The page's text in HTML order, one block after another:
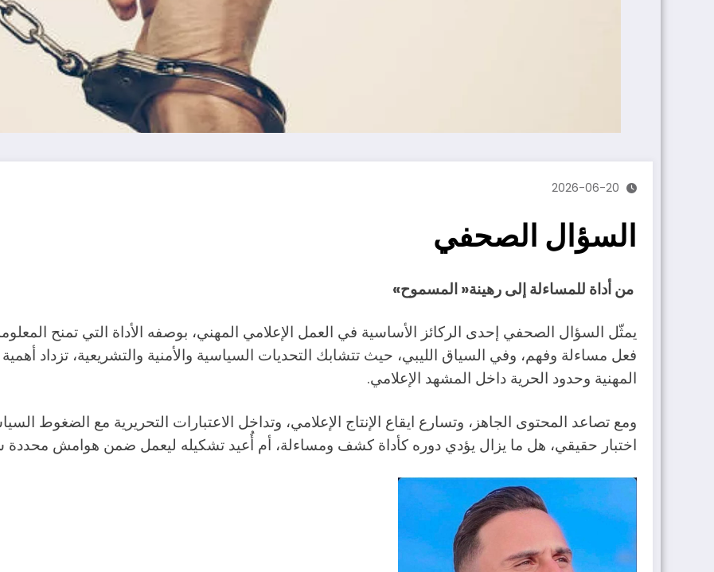
2026-06-20
السؤال‭ ‬الصحفي
‬المهنية‭ ‬وحدود‭ ‬الحرية‭ ‬داخل‭ ‬المشهد‭ ‬الإعلامي‭.‬
‬اختبار‭ ‬حقيقي،‭ ‬هل‭ ‬ما‭ ‬يزال‭ ‬يؤدي‭ ‬دوره‭ ‬كأداة‭ ‬كشف‭ ‬ومساءلة،‭ ‬أم‭ ‬أُعيد‭ ‬تشكيله‭ ‬ليعمل‭ ‬ضمن‭ ‬هوامش‭ ‬محددة‭ ‬سلفًا؟